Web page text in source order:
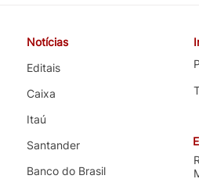
negociação
Brasil
Notícias
Editais
Caixa
Itaú
Santander
Banco do Brasil